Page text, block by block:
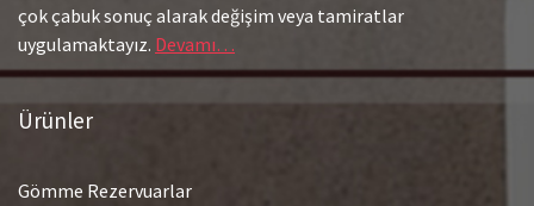
çok çabuk sonuç alarak değişim veya tamiratlar
uygulamaktayız. Devamı…
Ürünler
Gömme Rezervuarlar